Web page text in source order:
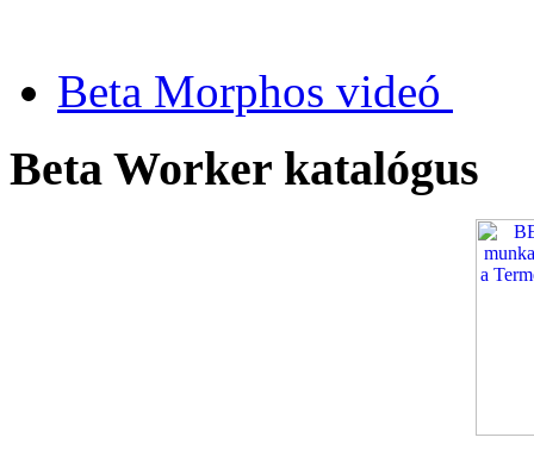
Beta Morphos videó
Beta Worker katalógus